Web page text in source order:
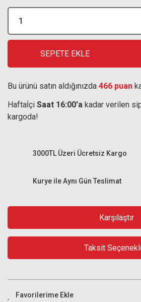
SEPETE EKLE
Bu ürünü satın aldığınızda 466 puan
Haftaİçi Saat 16:00'a kadar verilen
kargoda!
Kurye ile Aynı Gün Teslimat
3000TL Üzeri Ücretsiz Kargo
Karşılaştır
Taksit